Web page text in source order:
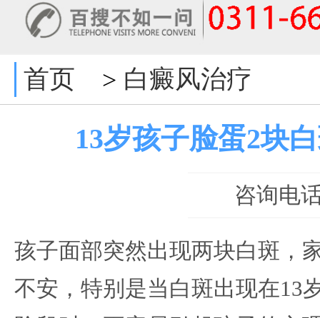
首页 > 白癜风治疗
13岁孩子脸蛋2块
咨询电
孩子面部突然出现两块白斑，
不安，特别是当白斑出现在13